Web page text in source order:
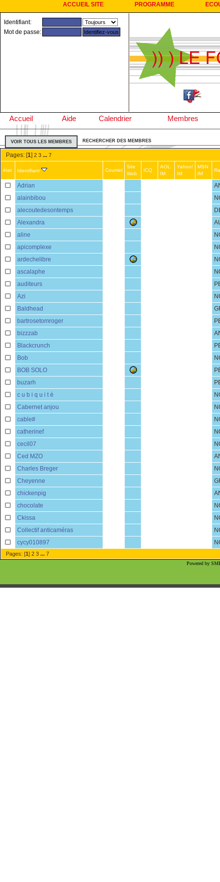
ACCUEIL SITE PROGRAMME
Identifiant:
Mot de passe:
Accueil Aide Calendrier Membres
VOIR TOUS LES MEMBRES RECHERCHER DES MEMBRES
Pages: [1] 2 3 ... 7
état Identifiant Courriel
Site
Web
ICQ
AOL
IM
Yahoo!
IM
MSN
IM
Adrian
alainbibou
alecoutedesontemps
Alexandra
aline
apicomplexe
ardechelibre
ascalaphe
auditeurs
Azi
Baldhead
bartrosetomroger
bizzzab
Blackcrunch
Bob
BOB SOLO
buzarh
c u b i q u i t é
Cabernet anjou
cable#
catherinef
cecil07
Ced MZO
Charles Breger
Cheyenne
chickenpig
chocolate
Ckissa
Collectif anticaméras
cycy010897
Pages: [1] 2 3 ... 7
Powered by